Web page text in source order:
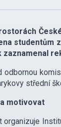
studentům
střední
motivovat
organizuje